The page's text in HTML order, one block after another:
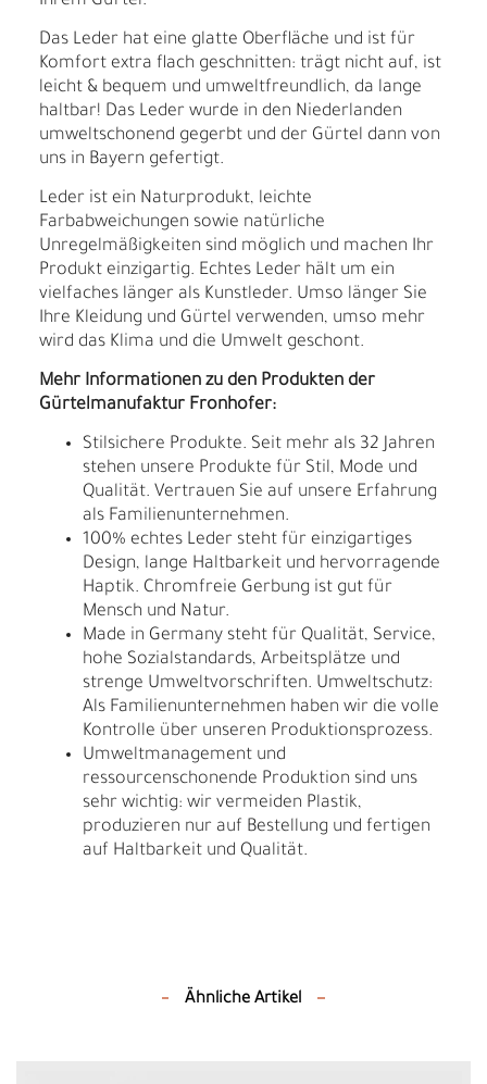
Das Leder hat eine glatte Oberfläche und ist für
Komfort extra flach geschnitten: trägt nicht auf, ist
leicht & bequem und umweltfreundlich, da lange
haltbar! Das Leder wurde in den Niederlanden
umweltschonend gegerbt und der Gürtel dann von
uns in Bayern gefertigt.
Leder ist ein Naturprodukt, leichte
Farbabweichungen sowie natürliche
Unregelmäßigkeiten sind möglich und machen Ihr
Produkt einzigartig. Echtes Leder hält um ein
vielfaches länger als Kunstleder. Umso länger Sie
Ihre Kleidung und Gürtel verwenden, umso mehr
wird das Klima und die Umwelt geschont.
Mehr Informationen zu den Produkten der
Gürtelmanufaktur Fronhofer:
Stilsichere Produkte. Seit mehr als 32 Jahren
stehen unsere Produkte für Stil, Mode und
Qualität. Vertrauen Sie auf unsere Erfahrung
als Familienunternehmen.
100% echtes Leder steht für einzigartiges
Design, lange Haltbarkeit und hervorragende
Haptik. Chromfreie Gerbung ist gut für
Mensch und Natur.
Made in Germany steht für Qualität, Service,
hohe Sozialstandards, Arbeitsplätze und
strenge Umweltvorschriften. Umweltschutz:
Als Familienunternehmen haben wir die volle
Kontrolle über unseren Produktionsprozess.
Umweltmanagement und
ressourcenschonende Produktion sind uns
sehr wichtig: wir vermeiden Plastik,
produzieren nur auf Bestellung und fertigen
auf Haltbarkeit und Qualität.
Ähnliche Artikel